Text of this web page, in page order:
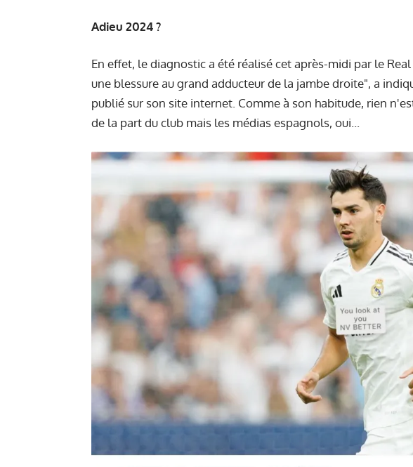
Adieu 2024 ?
En effet, le diagnostic a été réalisé cet après-midi par le
une blessure au grand adducteur de la jambe droite", a
publié sur son site internet. Comme à son habitude, rien
de la part du club mais les médias espagnols, oui...